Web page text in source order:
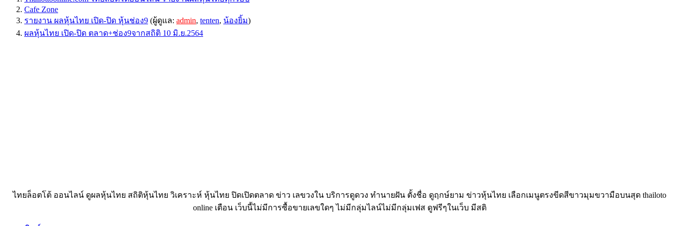
Cafe Zone
รายงาน ผลหุ้นไทย เปิด-ปิด หุ้นช่อง9 (ผู้ดูแล: admin, tenten, น้องยิ้ม)
ผลหุ้นไทย เปิด-ปิด ตลาด+ช่อง9จากสถิติ 10 มิ.ย.2564
ไทยล็อตโต้ ออนไลน์ ดูผลหุ้นไทย สถิติหุ้นไทย วิเคราะห์ หุ้นไทย ปิดเปิดตลาด ข่าว เลขวงใน บริการดูดวง ทำนายฝัน ตั้งชื่อ ดูฤกษ์ยาม ข่าวหุ้นไทย เลือกเมนูตรงขีดสีขาวมุมขวามือบนสุด thailoto
online เตือน เว็บนี้ไม่มีการซื้อขายเลขใดๆ ไม่มีกลุ่มไลน์ไม่มีกลุ่มเฟส ดูฟรีๆในเว็บ มีสติ